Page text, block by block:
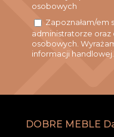
osobowych
Zapoznałam/em
administratorze
osobowych.
informacji handlowej.
DOBRE MEBLE